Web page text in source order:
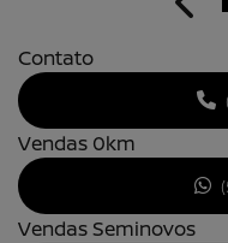
Contato
Vendas 0km
Vendas Seminovos